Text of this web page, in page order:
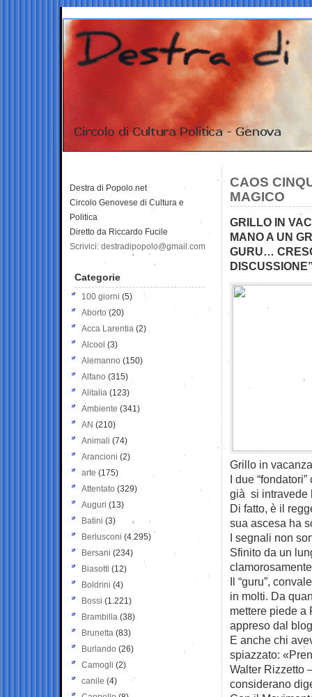
CAOS
MAGICO
GRILLO IN
MANO A UN
GURU…
Grillo in
I due
già si intravede
Di fatto, è il
sua ascesa ha
I segnali non
Sfinito da un
Il “guru”,
in molti. Da
mettere piede a
appreso dal
E anche chi
spiazzato:
Walter Rizzetto
considerano
Destra di Popolo.net
Circolo Genovese di Cultura e
Politica
Diretto da Riccardo Fucile
Scrivici: destradipopolo@gmail.com
Categorie
100 giorni (5)
Aborto (20)
Acca Larentia (2)
Alcool (3)
Alemanno (150)
Alfano (315)
Alitalia (123)
Ambiente (341)
AN (210)
Animali (74)
Arancioni (2)
arte (175)
Attentato (329)
Auguri (13)
Batini (3)
Berlusconi (4.295)
Bersani (234)
Biasotti (12)
Boldrini (4)
Bossi (1.221)
Brambilla (38)
Brunetta (83)
Burlando (26)
Camogli (2)
canile (4)